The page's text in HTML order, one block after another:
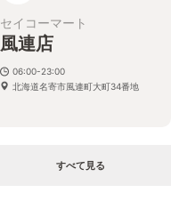
セイコーマート
風連店
06:00-23:00
北海道名寄市風連町大町34番地
すべて見る